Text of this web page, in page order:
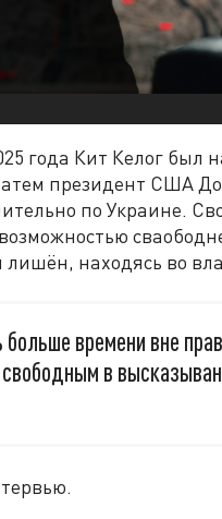
года Кит Келог был
президент США
по Украине.
лишён, находясь во
времени вне
в